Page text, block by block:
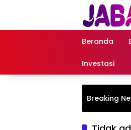
Beranda
Investasi
Breaking